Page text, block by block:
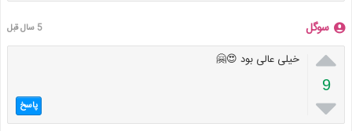
سوگل 5 سال قبل

9

خیلی عالی بود 😍🤗
پاسخ